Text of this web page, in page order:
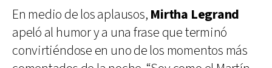
En medio de los aplausos, Mirtha Legrand
apeló al humor y a una frase que terminó
convirtiéndose en uno de los momentos más